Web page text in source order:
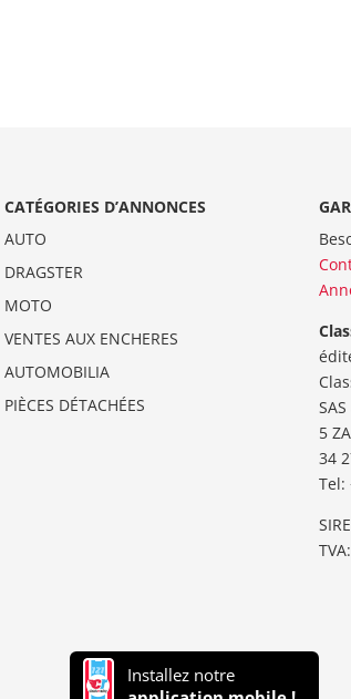
CATÉGORIES D’ANNONCES
AUTO
DRAGSTER
MOTO
VENTES AUX ENCHERES
AUTOMOBILIA
PIÈCES DÉTACHÉES
5
34
Tel:
Installez notre